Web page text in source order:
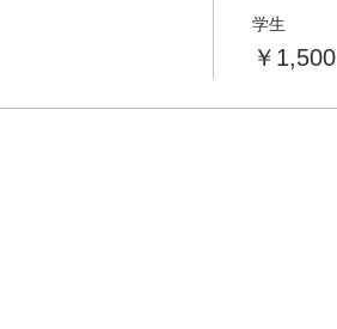
学生
￥1,500